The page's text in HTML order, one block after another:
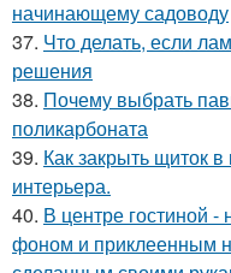
начинающему садоводу
37. Что делать, если
решения
38. Почему выбрать
поликарбоната
39. Как закрыть щиток
интерьера.
40. В центре гостиной
фоном и приклеенным